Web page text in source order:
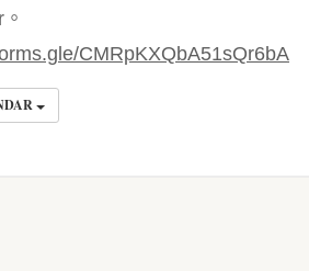
CMRpKXQbA51sQr6bA